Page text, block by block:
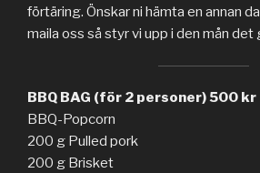
förtäring. Önskar ni hämta en annan
maila oss så styr vi upp i den mån det
BBQ BAG (för 2 personer) 500 kr
BBQ-Popcorn
200 g Pulled pork
200 g Brisket